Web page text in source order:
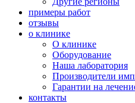
примеры работ
отзывы
о клинике
О клинике
Оборудование
Наша лаборатория
Производители
Гарантии на
контакты